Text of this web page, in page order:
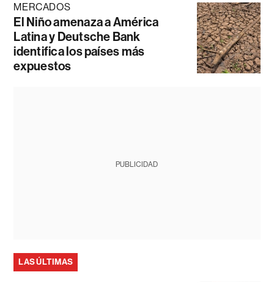
MERCADOS
El Niño amenaza a América
Latina y Deutsche Bank
identifica los países más
expuestos
PUBLICIDAD
LAS ÚLTIMAS